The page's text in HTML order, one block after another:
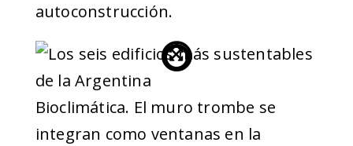
autoconstrucción.
Bioclimática. El muro trombe se
integran como ventanas en la